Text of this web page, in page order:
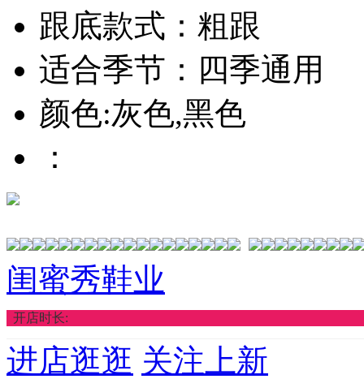
跟底款式：粗跟
适合季节：四季通用
颜色:灰色,黑色
：
闺蜜秀鞋业
开店时长:
进店逛逛 关注上新